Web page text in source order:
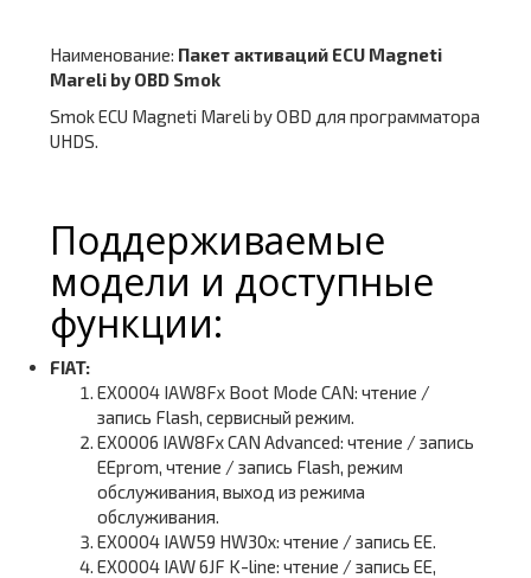
Наименование: Пакет активаций ECU Magneti
Mareli by OBD Smok
Smok ECU Magneti Mareli by OBD для программатора
UHDS.
Поддерживаемые
модели и доступные
функции:
FIAT:
EX0004 IAW8Fx Boot Mode CAN: чтение /
запись Flash, сервисный режим.
EX0006 IAW8Fx CAN Advanced: чтение / запись
EEprom, чтение / запись Flash, режим
обслуживания, выход из режима
обслуживания.
EX0004 IAW59 HW30x: чтение / запись EE.
EX0004 IAW 6JF K-line: чтение / запись EE,